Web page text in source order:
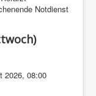
Notdienst
2026,08:00